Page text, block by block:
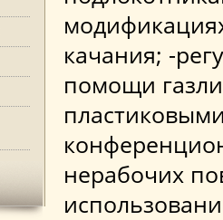
качания; -
помощи
нерабочих